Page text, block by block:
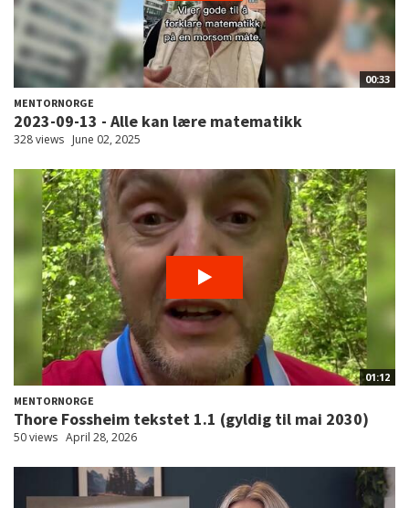
00:33
MENTORNORGE
2023-09-13 - Alle kan lære matematikk
328 views June 02, 2025
01:12
MENTORNORGE
Thore Fossheim tekstet 1.1 (gyldig til mai 2030)
50 views April 28, 2026